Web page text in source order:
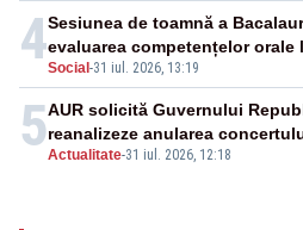
4Social -31 iul. 2026, 13:19
Sesiunea de toamnă a
evaluarea competențelor orale
5Actualitate-31 iul. 2026, 12:18
AUR solicită Guvernului
reanalizeze anularea